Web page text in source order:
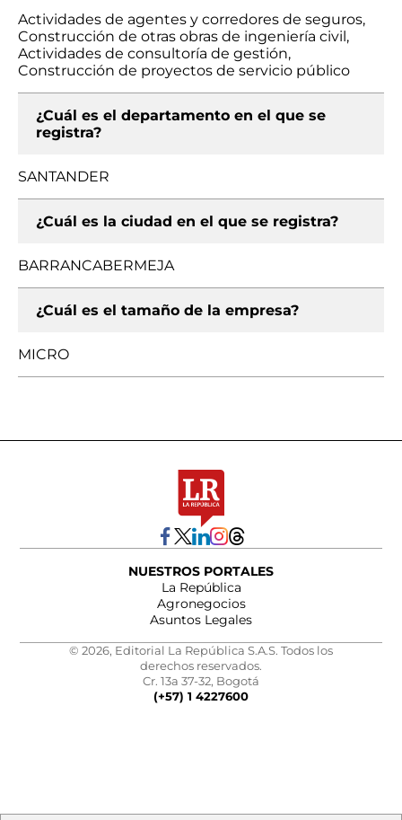
Actividades de agentes y corredores de seguros,
Construcción de otras obras de ingeniería civil,
Actividades de consultoría de gestión,
Construcción de proyectos de servicio público
¿Cuál es el departamento en el que se
registra?
SANTANDER
¿Cuál es la ciudad en el que se registra?
BARRANCABERMEJA
¿Cuál es el tamaño de la empresa?
MICRO
NUESTROS PORTALES
La República
Agronegocios
Asuntos Legales
© 2026, Editorial La República S.A.S. Todos los
derechos reservados.
Cr. 13a 37-32, Bogotá
(+57) 1 4227600